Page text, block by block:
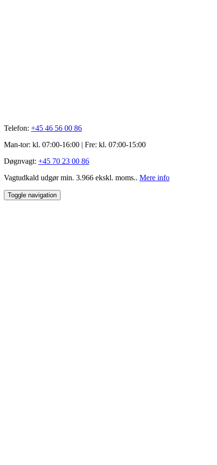
Telefon: +45 46 56 00 86
Man-tor: kl. 07:00-16:00 | Fre: ​kl. 07:00-15​:00
Døgnvagt: +45 70 23 00 86
Vagtudkald udgør min. 3.966 ekskl. moms.. Mere info
Toggle navigation